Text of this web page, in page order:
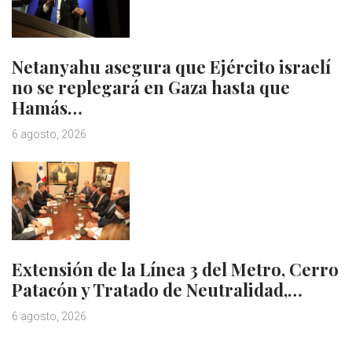
Netanyahu asegura que Ejército israelí
no se replegará en Gaza hasta que
Hamás…
6 agosto, 2026
Extensión de la Línea 3 del Metro, Cerro
Patacón y Tratado de Neutralidad,…
6 agosto, 2026